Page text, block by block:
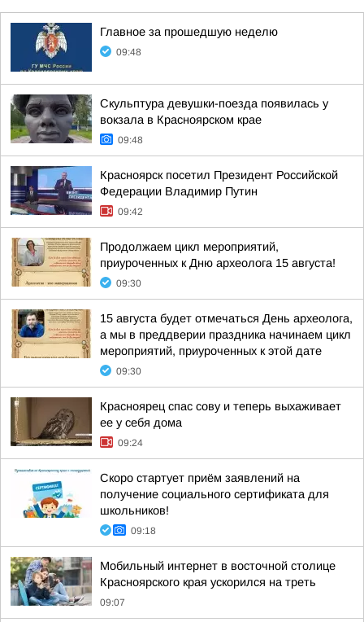
Главное за прошедшую неделю
09:48
Скульптура девушки-поезда появилась у
вокзала в Красноярском крае
09:48
Красноярск посетил Президент Российской
Федерации Владимир Путин
09:42
Продолжаем цикл мероприятий,
приуроченных к Дню археолога 15 августа!
09:30
15 августа будет отмечаться День археолога,
а мы в преддверии праздника начинаем цикл
мероприятий, приуроченных к этой дате
09:30
Красноярец спас сову и теперь выхаживает
ее у себя дома
09:24
Скоро стартует приём заявлений на
получение социального сертификата для
школьников!
09:18
Мобильный интернет в восточной столице
Красноярского края ускорился на треть
09:07